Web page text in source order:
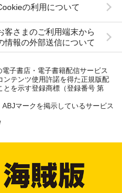
の利用について
客さまのご利用端末から
情報の外部送信について
子書店・電子書籍配信サービス
ンテンツ使用許諾を得た正規版配
とを示す登録商標（登録番号 第
マークを掲示しているサービス